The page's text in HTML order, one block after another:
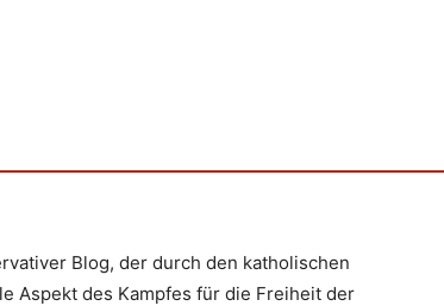
Blog, der durch den katholischen
Aspekt des Kampfes für die Freiheit der